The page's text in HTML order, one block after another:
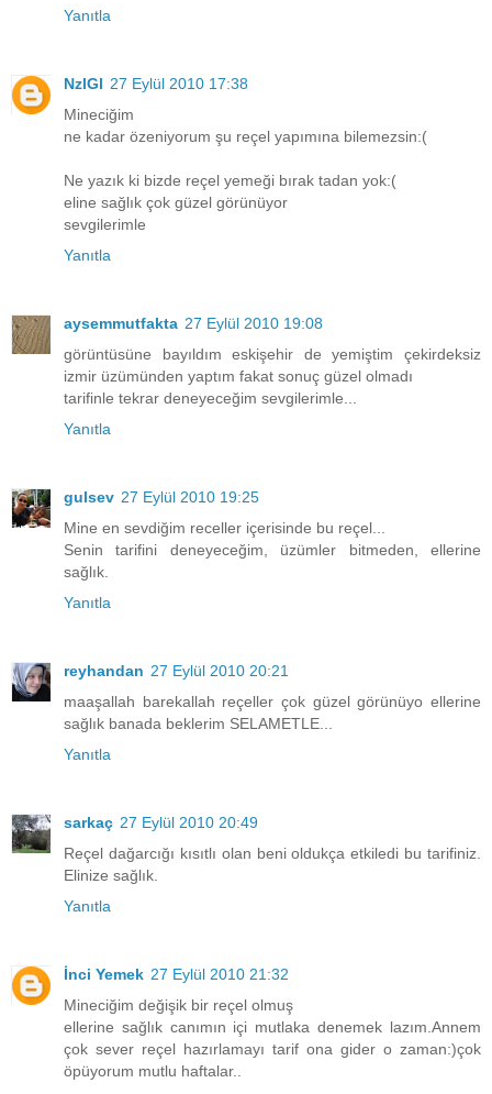
Yanıtla
NzlGl 27 Eylül 2010 17:38
Mineciğim
ne kadar özeniyorum şu reçel yapımına bilemezsin:(
Ne yazık ki bizde reçel yemeği bırak tadan yok:(
eline sağlık çok güzel görünüyor
sevgilerimle
Yanıtla
aysemmutfakta 27 Eylül 2010 19:08
görüntüsüne bayıldım eskişehir de yemiştim çekirdeksiz
izmir üzümünden yaptım fakat sonuç güzel olmadı
tarifinle tekrar deneyeceğim sevgilerimle...
Yanıtla
gulsev 27 Eylül 2010 19:25
Mine en sevdiğim receller içerisinde bu reçel...
Senin tarifini deneyeceğim, üzümler bitmeden, ellerine
sağlık.
Yanıtla
reyhandan 27 Eylül 2010 20:21
maaşallah barekallah reçeller çok güzel görünüyo ellerine
sağlık banada beklerim SELAMETLE...
Yanıtla
sarkaç 27 Eylül 2010 20:49
Reçel dağarcığı kısıtlı olan beni oldukça etkiledi bu tarifiniz.
Elinize sağlık.
Yanıtla
İnci Yemek 27 Eylül 2010 21:32
Mineciğim değişik bir reçel olmuş
ellerine sağlık canımın içi mutlaka denemek lazım.Annem
çok sever reçel hazırlamayı tarif ona gider o zaman:)çok
öpüyorum mutlu haftalar..